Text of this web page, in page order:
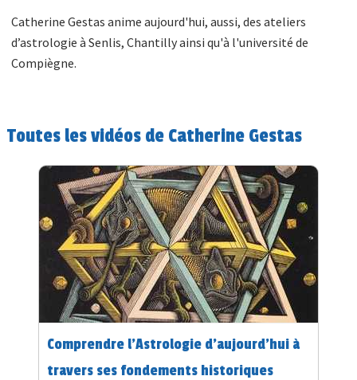
Catherine Gestas anime aujourd'hui, aussi, des ateliers
d’astrologie à Senlis, Chantilly ainsi qu'à l'université de
Compiègne.
Toutes les vidéos de Catherine Gestas
Comprendre l'Astrologie d'aujourd'hui à
travers ses fondements historiques